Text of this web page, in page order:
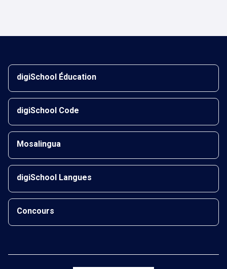
digiSchool Éducation
digiSchool Code
Mosalingua
digiSchool Langues
Concours